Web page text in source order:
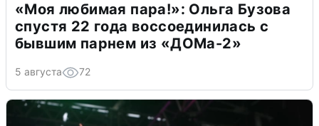
«Моя любимая пара!»: Ольга Бузова
спустя 22 года воссоединилась с
бывшим парнем из «ДОМа-2»
5 августа 72